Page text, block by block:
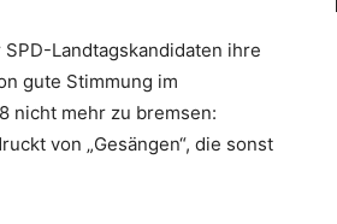
Landtagskandidaten ihre
gute Stimmung im
nicht mehr zu bremsen:
von „Gesängen“, die sonst